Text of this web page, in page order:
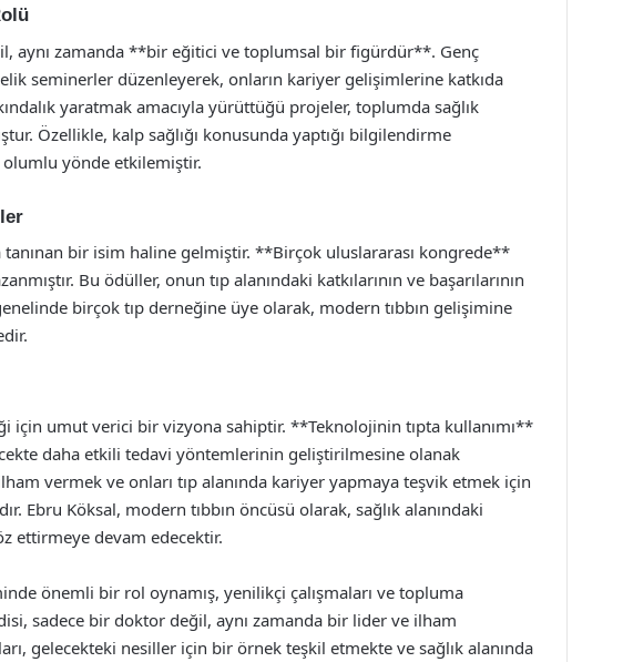
aynı zamanda **bir eğitici ve toplumsal bir figürdür**. Genç
seminerler düzenleyerek, onların kariyer gelişimlerine katkıda
yaratmak amacıyla yürüttüğü projeler, toplumda sağlık
Özellikle, kalp sağlığı konusunda yaptığı bilgilendirme
olumlu yönde etkilemiştir.
tanınan bir isim haline gelmiştir. **Birçok uluslararası kongrede**
Bu ödüller, onun tıp alanındaki katkılarının ve başarılarının
birçok tıp derneğine üye olarak, modern tıbbın gelişimine
için umut verici bir vizyona sahiptir. **Teknolojinin tıpta kullanımı**
daha etkili tedavi yöntemlerinin geliştirilmesine olanak
vermek ve onları tıp alanında kariyer yapmaya teşvik etmek için
Ebru Köksal, modern tıbbın öncüsü olarak, sağlık alanındaki
ettirmeye devam edecektir.
önemli bir rol oynamış, yenilikçi çalışmaları ve topluma
sadece bir doktor değil, aynı zamanda bir lider ve ilham
gelecekteki nesiller için bir örnek teşkil etmekte ve sağlık alanında